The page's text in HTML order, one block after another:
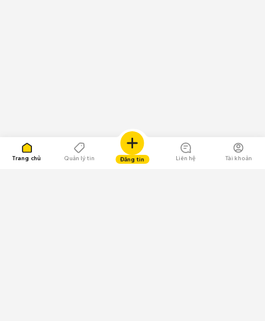
Trang chủ Quản lý tin Đăng tin Liên hệ Tài khoản